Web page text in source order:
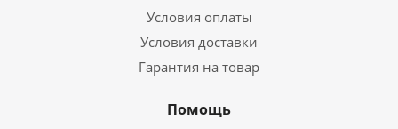
Условия оплаты
Условия доставки
Гарантия на товар
Помощь